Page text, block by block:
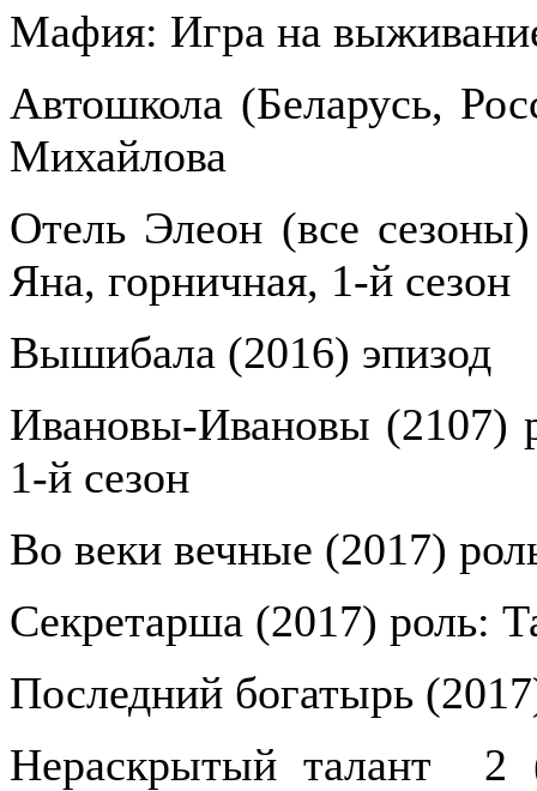
Мафия: Игра на
Автошкола (Беларусь,
Михайлова
Отель Элеон (все
Яна, горничная, 1-й сезон
Вышибала (2016) эпизод
Ивановы-Ивановы (2107)
1-й сезон
Во веки вечные (2017)
Секретарша (2017) роль:
Последний богатырь
Нераскрытый талант
2